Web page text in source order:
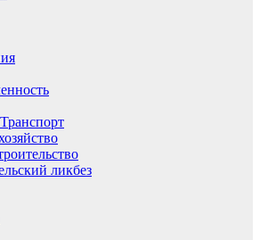
ликбез